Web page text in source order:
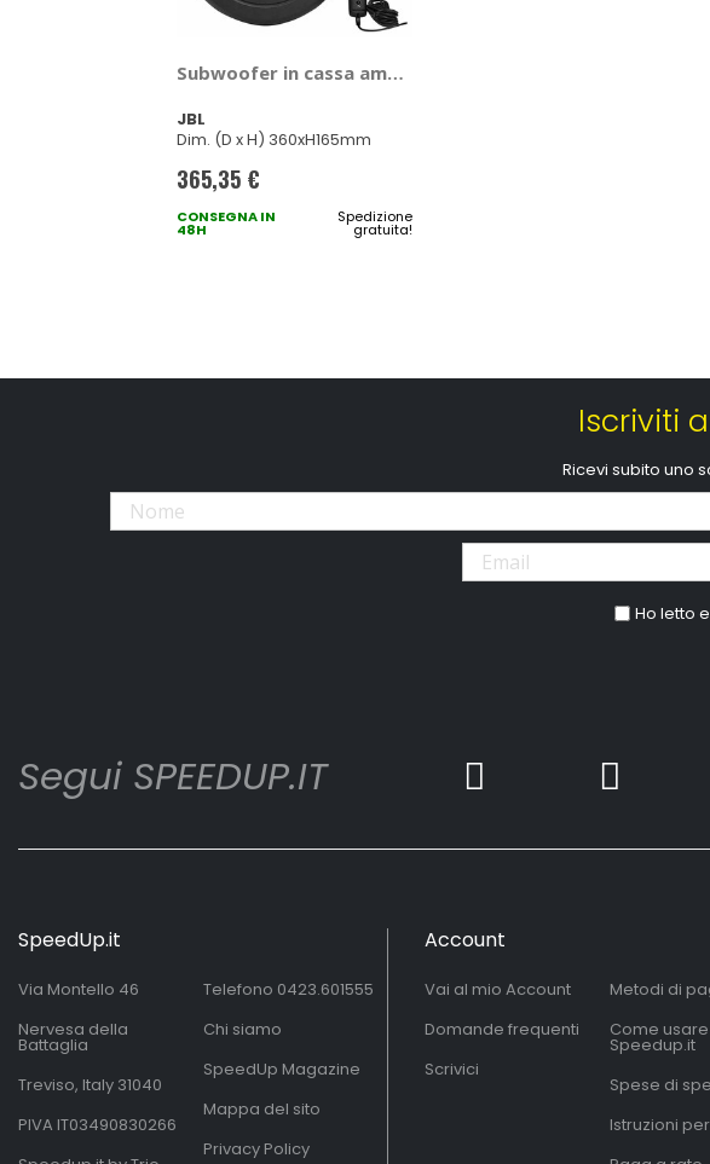
Subwoofer in cassa amplificato Bass Pro Hub - JBL
JBL
Dim. (D x H) 360xH165mm
365,35 €
CONSEGNA IN
48H
Spedizione
gratuita!
Iscriviti
Ricevi subito uno
Ho letto
Segui SPEEDUP.IT
SpeedUp.it
Via Montello 46
Nervesa della
Battaglia
Treviso, Italy 31040
PIVA IT03490830266
Telefono 0423.601555
Chi siamo
SpeedUp Magazine
Mappa del sito
Privacy Policy
Account
Vai al mio Account
Domande frequenti
Scrivici
Metodi di
Come usare
Speedup.it
Spese di
Istruzioni